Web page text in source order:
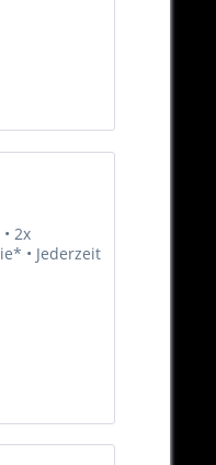
2x
• Jederzeit